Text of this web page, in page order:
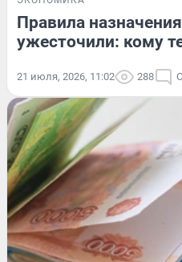
Правила
ужесточили: кому
21 июля, 2026, 11:02 288